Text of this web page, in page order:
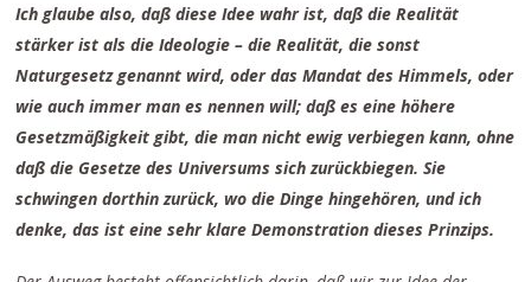
Ich glaube also, daß diese Idee wahr ist, daß die Realität
stärker ist als die Ideologie – die Realität, die sonst
Naturgesetz genannt wird, oder das Mandat des Himmels, oder
wie auch immer man es nennen will; daß es eine höhere
Gesetzmäßigkeit gibt, die man nicht ewig verbiegen kann, ohne
daß die Gesetze des Universums sich zurückbiegen. Sie
schwingen dorthin zurück, wo die Dinge hingehören, und ich
denke, das ist eine sehr klare Demonstration dieses Prinzips.